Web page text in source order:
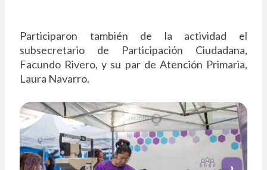
Participaron también de la actividad el
subsecretario de Participación Ciudadana,
Facundo Rivero, y su par de Atención Primaria,
Laura Navarro.